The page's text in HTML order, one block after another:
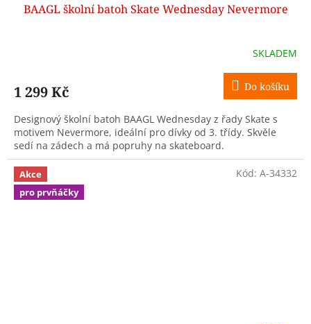
BAAGL školní batoh Skate Wednesday Nevermore
SKLADEM
1 299 Kč Do košíku
Designový školní batoh BAAGL Wednesday z řady Skate s
motivem Nevermore, ideální pro dívky od 3. třídy. Skvěle
sedí na zádech a má popruhy na skateboard.
Akce
pro prvňáčky
Kód: A-34332